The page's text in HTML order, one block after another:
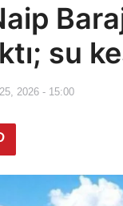
su
2026 - 15:00